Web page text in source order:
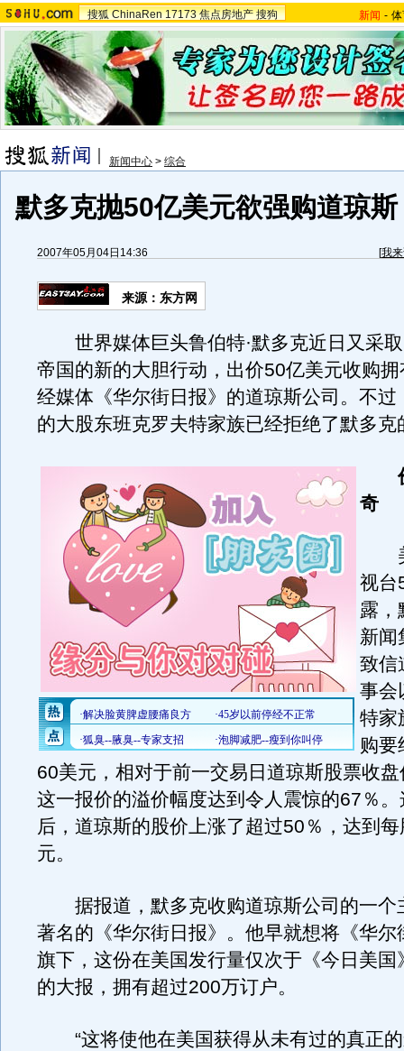
搜狐 ChinaRen 17173 焦点房地产 搜狗 新闻 -
新闻中心 > 综合
默多克抛50亿美元欲强购道琼
2007年05月04日14:36 [我
来源：东方网
世界媒体巨头鲁伯特·默多克近日又采取
帝国的新的大胆行动，出价50亿美元收购
经媒体《华尔街日报》的道琼斯公司。不过
的大股东班克罗夫特家族已经拒绝了默多克
奇
美
视台
露，
新闻
致信
事会
特家
购要
60美元，相对于前一交易日道琼斯股票收
这一报价的溢价幅度达到令人震惊的67％
后，道琼斯的股价上涨了超过50％，达到
元。
据报道，默多克收购道琼斯公司的一个
著名的《华尔街日报》。他早就想将《华尔
旗下，这份在美国发行量仅次于《今日美国
的大报，拥有超过200万订户。
“这将使他在美国获得从未有过的真正的